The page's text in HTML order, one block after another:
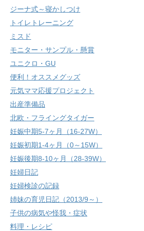
ジーナ式～寝かしつけ
トイレトレーニング
ミスド
モニター・サンプル・懸賞
ユニクロ・GU
便利！オススメグッズ
元気ママ応援プロジェクト
出産準備品
北欧・フライングタイガー
妊娠中期5-7ヶ月（16-27W）
妊娠初期1-4ヶ月（0～15W）
妊娠後期8-10ヶ月（28-39W）
妊婦日記
妊婦検診の記録
姉妹の育児日記（2013/9～）
子供の病気や怪我・症状
料理・レシピ